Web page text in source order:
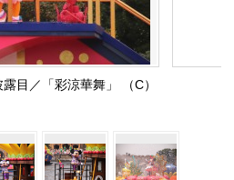
目／「彩涼華舞」 （C）